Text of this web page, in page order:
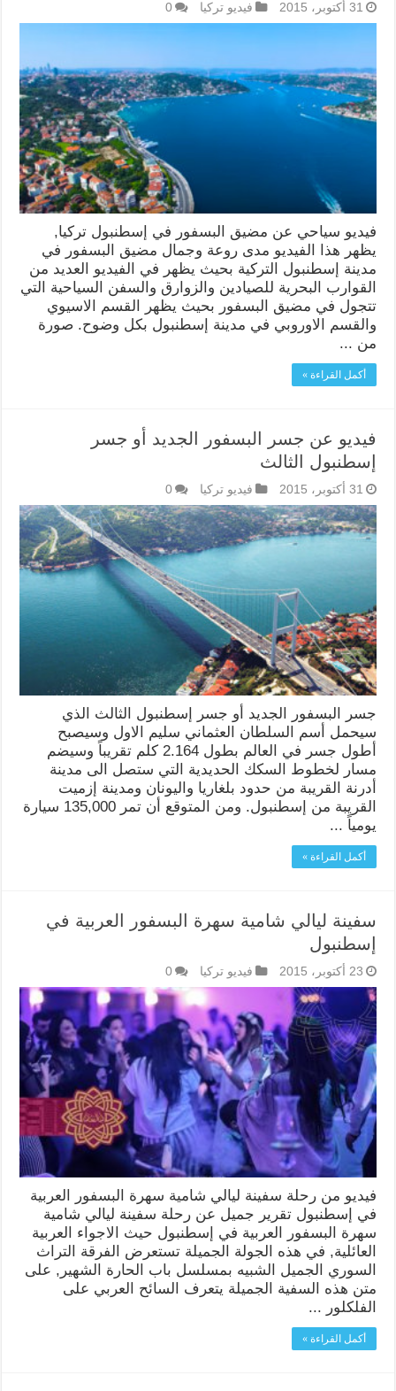
31 أكتوبر، 2015 فيديو تركيا 0
فيديو سياحي عن مضيق البسفور في إسطنبول تركيا,
يظهر هذا الفيديو مدى روعة وجمال مضيق البسفور في
مدينة إسطنبول التركية بحيث يظهر في الفيديو العديد من
القوارب البحرية للصيادين والزوارق والسفن السياحية التي
تتجول في مضيق البسفور بحيث يظهر القسم الاسيوي
والقسم الاوروبي في مدينة إسطنبول بكل وضوح. صورة
من ...
أكمل القراءة »
فيديو عن جسر البسفور الجديد أو جسر
إسطنبول الثالث
31 أكتوبر، 2015 فيديو تركيا 0
جسر البسفور الجديد أو جسر إسطنبول الثالث الذي
سيحمل أسم السلطان العثماني سليم الاول وسيصبح
أطول جسر في العالم بطول 2.164 كلم تقريباً وسيضم
مسار لخطوط السكك الحديدية التي ستصل الى مدينة
أدرنة القريبة من حدود بلغاريا واليونان ومدينة إزميت
القريبة من إسطنبول. ومن المتوقع أن تمر 135,000 سيارة
يومياً ...
أكمل القراءة »
سفينة ليالي شامية سهرة البسفور العربية في
إسطنبول
23 أكتوبر، 2015 فيديو تركيا 0
فيديو من رحلة سفينة ليالي شامية سهرة البسفور العربية
في إسطنبول تقرير جميل عن رحلة سفينة ليالي شامية
سهرة البسفور العربية في إسطنبول حيث الاجواء العربية
العائلية, في هذه الجولة الجميلة تستعرض الفرقة التراث
السوري الجميل الشبيه بمسلسل باب الحارة الشهير, على
متن هذه السفية الجميلة يتعرف السائح العربي على
الفلكلور ...
أكمل القراءة »